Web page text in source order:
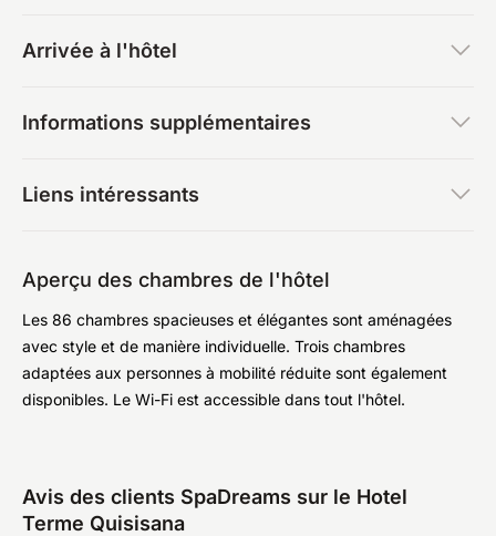
Arrivée à l'hôtel
Informations supplémentaires
Liens intéressants
Aperçu des chambres de l'hôtel
Les 86 chambres spacieuses et élégantes sont aménagées
avec style et de manière individuelle. Trois chambres
adaptées aux personnes à mobilité réduite sont également
disponibles. Le Wi-Fi est accessible dans tout l'hôtel.
Avis des clients SpaDreams sur le Hotel
Terme Quisisana